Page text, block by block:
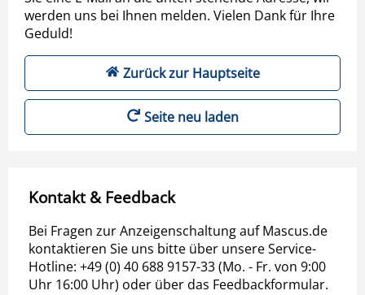
werden uns bei Ihnen melden. Vielen Dank für Ihre
Geduld!
Zurück zur Hauptseite
Seite neu laden
Kontakt & Feedback
Bei Fragen zur Anzeigenschaltung auf Mascus.de
kontaktieren Sie uns bitte über unsere Service-
Hotline: +49 (0) 40 688 9157-33 (Mo. - Fr. von 9:00
Uhr 16:00 Uhr) oder über das Feedbackformular.